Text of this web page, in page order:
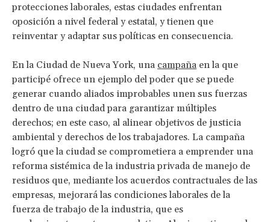
protecciones laborales, estas ciudades enfrentan
oposición a nivel federal y estatal, y tienen que
reinventar y adaptar sus políticas en consecuencia.
En la Ciudad de Nueva York, una campaña en la que
participé ofrece un ejemplo del poder que se puede
generar cuando aliados improbables unen sus fuerzas
dentro de una ciudad para garantizar múltiples
derechos; en este caso, al alinear objetivos de justicia
ambiental y derechos de los trabajadores. La campaña
logró que la ciudad se comprometiera a emprender una
reforma sistémica de la industria privada de manejo de
residuos que, mediante los acuerdos contractuales de las
empresas, mejorará las condiciones laborales de la
fuerza de trabajo de la industria, que es